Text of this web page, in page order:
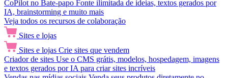
CoPilot no Bate-papo Fonte ilimitada de ideias, textos gerados por
IA, brainstorming e muito mais
Veja todos os recursos de colaboração
Sites e lojas
Sites e lojas Crie sites que vendem
Criador de sites Use o CMS grátis, modelos, hospedagem, imagens
e textos gerados por IA para criar sites incríveis